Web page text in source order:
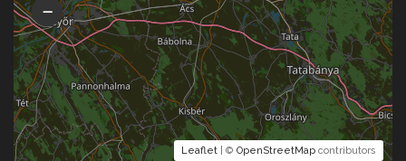
Leaflet | © OpenStreetMap contributors